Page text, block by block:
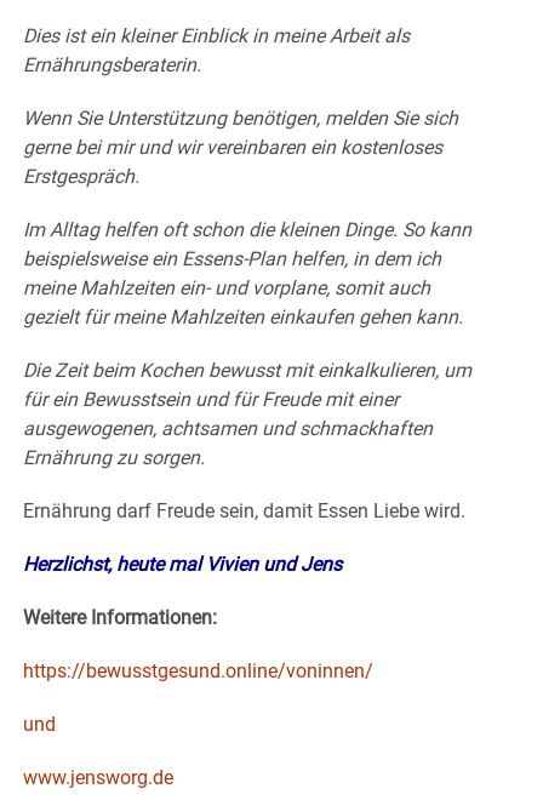
Dies ist ein kleiner Einblick in meine Arbeit als
Ernährungsberaterin.
Wenn Sie Unterstützung benötigen, melden Sie sich
gerne bei mir und wir vereinbaren ein kostenloses
Erstgespräch.
Im Alltag helfen oft schon die kleinen Dinge. So kann
beispielsweise ein Essens-Plan helfen, in dem ich
meine Mahlzeiten ein- und vorplane, somit auch
gezielt für meine Mahlzeiten einkaufen gehen kann.
Die Zeit beim Kochen bewusst mit einkalkulieren, um
für ein Bewusstsein und für Freude mit einer
ausgewogenen, achtsamen und schmackhaften
Ernährung zu sorgen.
Ernährung darf Freude sein, damit Essen Liebe wird.
Herzlichst, heute mal Vivien und Jens
Weitere Informationen:
https://bewusstgesund.online/voninnen/
und
www.jensworg.de